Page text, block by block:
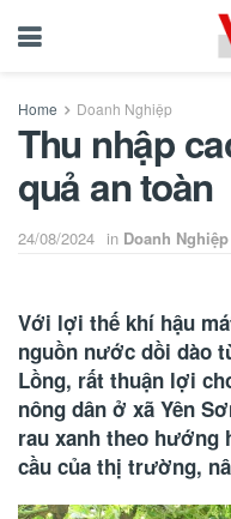
Home Doanh Nghiệp
Thu nhập
quả an toàn
24/08/2024 in Doanh Nghiệp
Với lợi thế khí hậu
nguồn nước dồi dào
Lồng, rất thuận lợi
nông dân ở xã Yên
rau xanh theo hướng
cầu của thị trường,